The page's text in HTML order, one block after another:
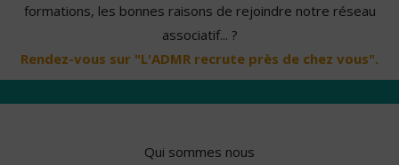
formations, les bonnes raisons de rejoindre notre réseau
associatif... ?
Rendez-vous sur "L'ADMR recrute près de chez vous".
Qui sommes nous